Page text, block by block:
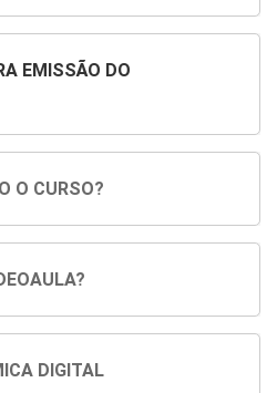
EMISSÃO DO
O CURSO?
DIGITAL